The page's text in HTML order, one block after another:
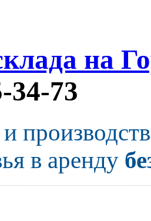
на
34-73
в аренду